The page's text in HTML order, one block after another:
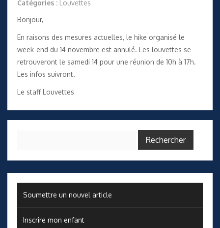
Catégories : Louvettes
Bonjour,
En raisons des mesures actuelles, le hike organisé le
week-end du 14 novembre est annulé. Les louvettes se
retrouveront le samedi 14 pour une réunion de 10h à 17h.
Les infos suivront.
Le staff Louvettes
Soumettre un nouvel article
Inscrire mon enfant